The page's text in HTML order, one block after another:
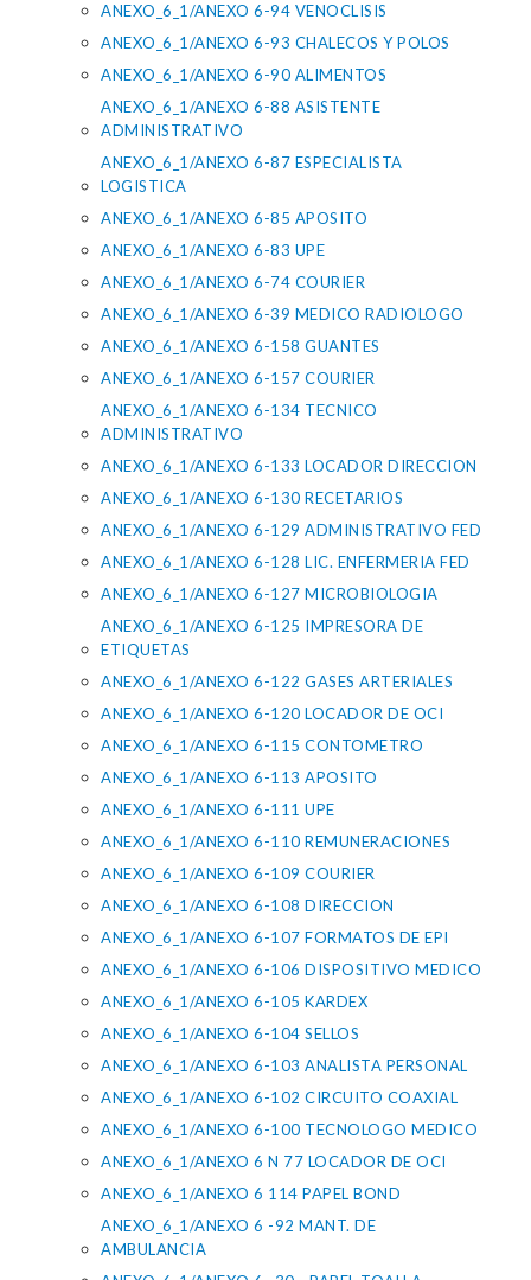
ANEXO_6_1/ANEXO 6-94 VENOCLISIS
ANEXO_6_1/ANEXO 6-93 CHALECOS Y POLOS
ANEXO_6_1/ANEXO 6-90 ALIMENTOS
ANEXO_6_1/ANEXO 6-88 ASISTENTE
ADMINISTRATIVO
ANEXO_6_1/ANEXO 6-87 ESPECIALISTA
LOGISTICA
ANEXO_6_1/ANEXO 6-85 APOSITO
ANEXO_6_1/ANEXO 6-83 UPE
ANEXO_6_1/ANEXO 6-74 COURIER
ANEXO_6_1/ANEXO 6-39 MEDICO RADIOLOGO
ANEXO_6_1/ANEXO 6-158 GUANTES
ANEXO_6_1/ANEXO 6-157 COURIER
ANEXO_6_1/ANEXO 6-134 TECNICO
ADMINISTRATIVO
ANEXO_6_1/ANEXO 6-133 LOCADOR DIRECCION
ANEXO_6_1/ANEXO 6-130 RECETARIOS
ANEXO_6_1/ANEXO 6-129 ADMINISTRATIVO FED
ANEXO_6_1/ANEXO 6-128 LIC. ENFERMERIA FED
ANEXO_6_1/ANEXO 6-127 MICROBIOLOGIA
ANEXO_6_1/ANEXO 6-125 IMPRESORA DE
ETIQUETAS
ANEXO_6_1/ANEXO 6-122 GASES ARTERIALES
ANEXO_6_1/ANEXO 6-120 LOCADOR DE OCI
ANEXO_6_1/ANEXO 6-115 CONTOMETRO
ANEXO_6_1/ANEXO 6-113 APOSITO
ANEXO_6_1/ANEXO 6-111 UPE
ANEXO_6_1/ANEXO 6-110 REMUNERACIONES
ANEXO_6_1/ANEXO 6-109 COURIER
ANEXO_6_1/ANEXO 6-108 DIRECCION
ANEXO_6_1/ANEXO 6-107 FORMATOS DE EPI
ANEXO_6_1/ANEXO 6-106 DISPOSITIVO MEDICO
ANEXO_6_1/ANEXO 6-105 KARDEX
ANEXO_6_1/ANEXO 6-104 SELLOS
ANEXO_6_1/ANEXO 6-103 ANALISTA PERSONAL
ANEXO_6_1/ANEXO 6-102 CIRCUITO COAXIAL
ANEXO_6_1/ANEXO 6-100 TECNOLOGO MEDICO
ANEXO_6_1/ANEXO 6 N 77 LOCADOR DE OCI
ANEXO_6_1/ANEXO 6 114 PAPEL BOND
ANEXO_6_1/ANEXO 6 -92 MANT. DE
AMBULANCIA